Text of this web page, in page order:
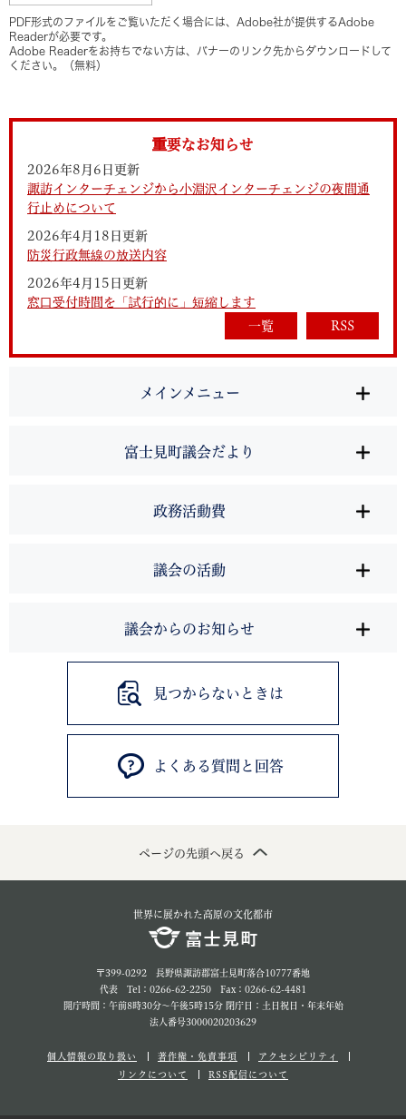
PDF形式のファイルをご覧いただく場合には、Adobe社が提供するAdobe
Readerが必要です。
Adobe Readerをお持ちでない方は、バナーのリンク先からダウンロードして
ください。（無料）
重要なお知らせ
2026年8月6日更新
諏訪インターチェンジから小淵沢インターチェンジの夜間通
行止めについて
2026年4月18日更新
防災行政無線の放送内容
2026年4月15日更新
窓口受付時間を「試行的に」短縮します
一覧
RSS
メインメニュー
富士見町議会だより
政務活動費
議会の活動
議会からのお知らせ
見つからないときは
よくある質問と回答
ページの先頭へ戻る
世界に展かれた高原の文化都市
〒399-0292 長野県諏訪郡富士見町落合10777番地
代表 Tel：0266-62-2250 Fax：0266-62-4481
開庁時間：午前8時30分～午後5時15分 閉庁日：土日祝日・年末年始
法人番号3000020203629
個人情報の取り扱い 著作権・免責事項
アクセシビリティ
リンクについて
RSS配信について